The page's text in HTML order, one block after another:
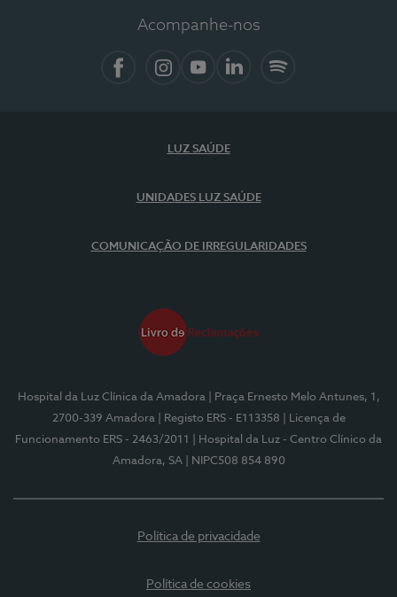
Acompanhe-nos
LUZ SAÚDE
UNIDADES LUZ SAÚDE
COMUNICAÇÃO DE IRREGULARIDADES
Hospital da Luz Clínica da Amadora
| Praça Ernesto Melo Antunes, 1,
2700-339 Amadora
| Registo ERS - E113358
| Licença de
Funcionamento ERS - 2463/2011
| Hospital da Luz - Centro Clínico da
Amadora, SA
| NIPC508 854 890
Política de privacidade
Política de cookies